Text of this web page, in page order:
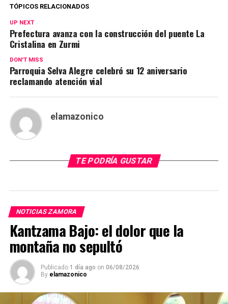
TÓPICOS RELACIONADOS
UP NEXT
Prefectura avanza con la construcción del puente La
Cristalina en Zurmi
DON'T MISS
Parroquia Selva Alegre celebró su 12 aniversario
reclamando atención vial
elamazonico
TE PODRÍA GUSTAR
NOTICIAS ZAMORA
Kantzama Bajo: el dolor que la
montaña no sepultó
Publicado 1 día ago on 06/08/2026
By elamazonico